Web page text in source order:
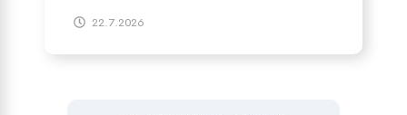
22.7.2026